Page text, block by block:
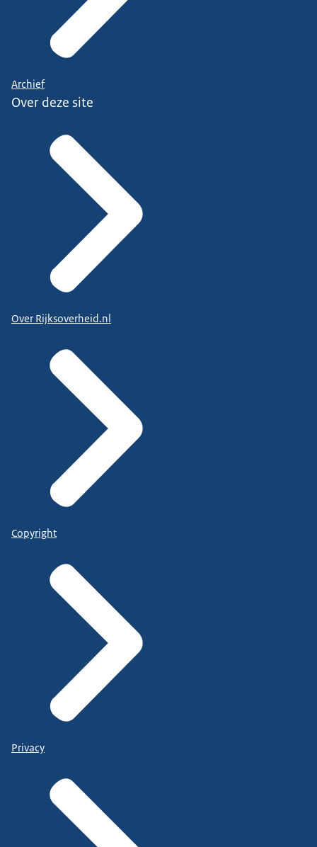
Archief
Over deze site
Over Rijksoverheid.nl
Copyright
Privacy